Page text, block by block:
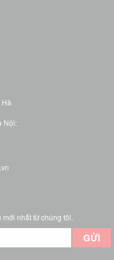
Nội:
nhất từ chúng tôi.
GỬI